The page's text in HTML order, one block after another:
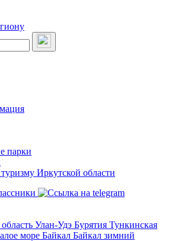
парки
Иркутской области
Улан-Удэ Бурятия Тункинская
море Байкал Байкал зимний